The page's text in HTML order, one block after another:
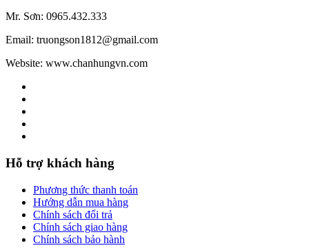
Mr. Sơn: 0965.432.333
Email: truongson1812@gmail.com
Website: www.chanhungvn.com
Hỗ trợ khách hàng
Phương thức thanh toán
Hướng dẫn mua hàng
Chính sách đổi trả
Chính sách giao hàng
Chính sách bảo hành